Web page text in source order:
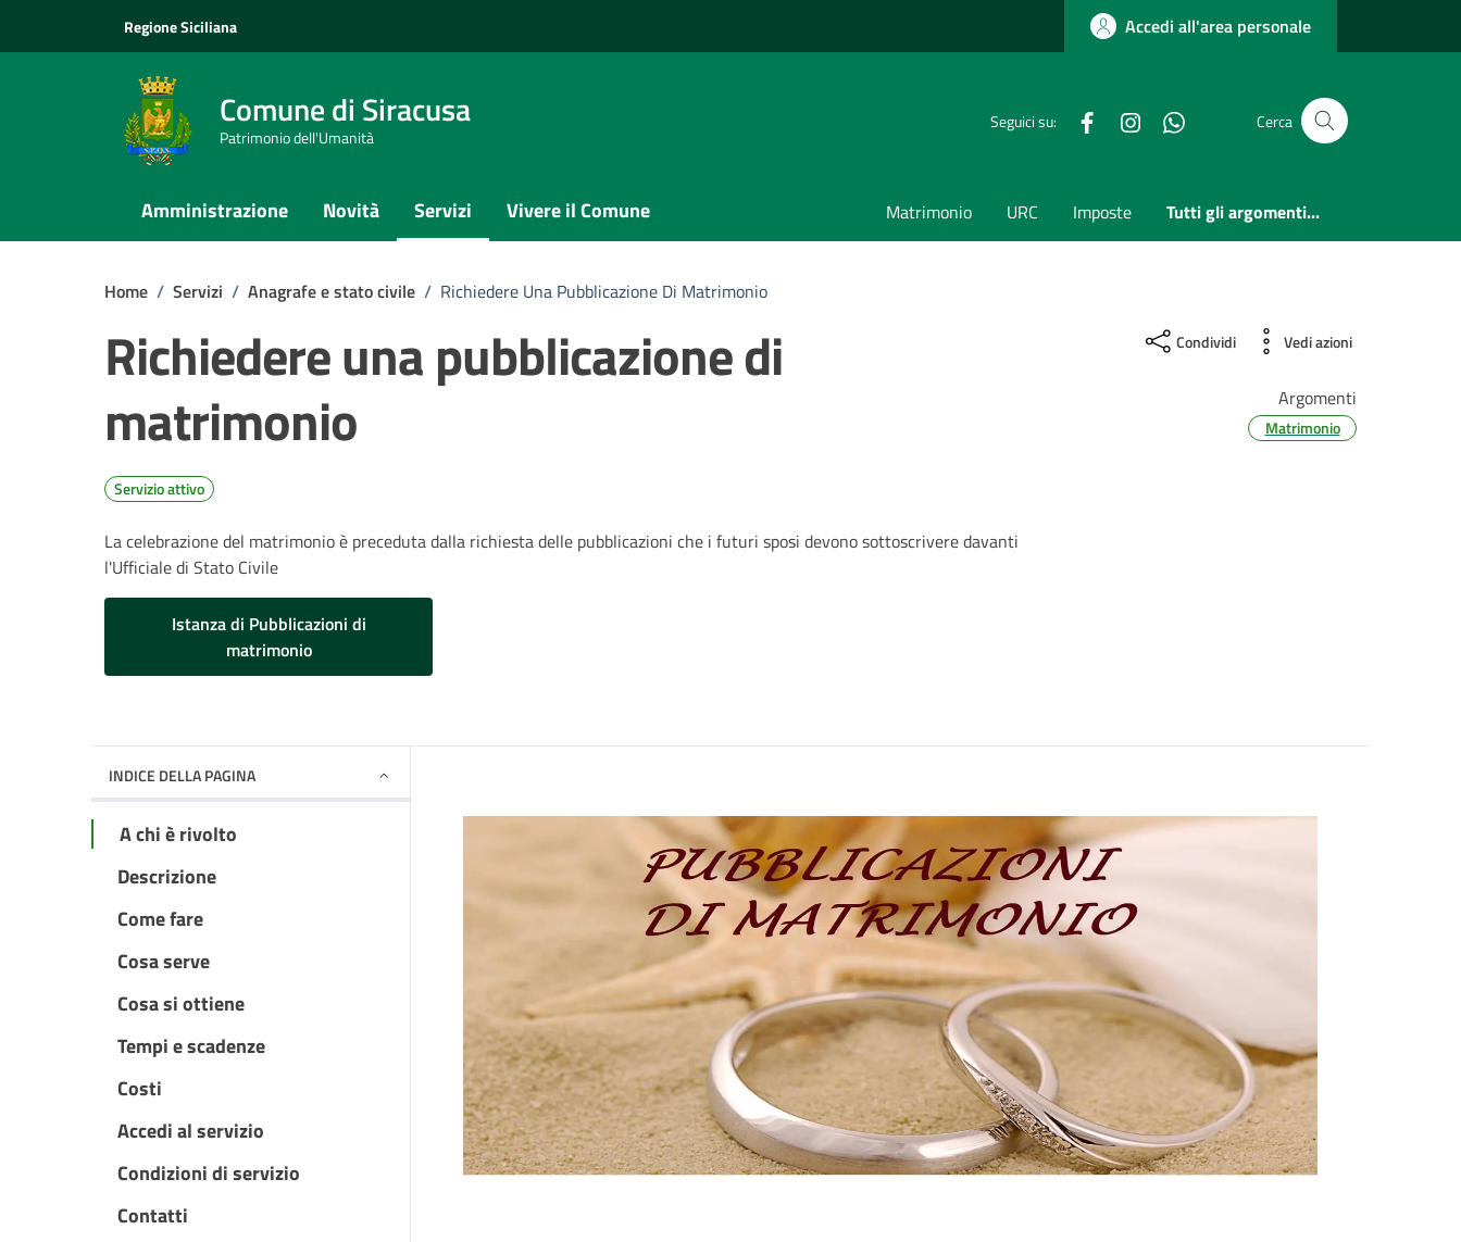
Regione Siciliana Accedi all'area personale
Comune di Siracusa
Patrimonio dell'Umanità
Seguici su: FacebookInstagramwhatsappCerca
Amministrazione Novità Servizi Vivere il Comune Matrimonio URC Imposte Tutti gli argomenti...
Home / Servizi / Anagrafe e stato civile / Richiedere Una Pubblicazione Di Matrimonio
Richiedere una pubblicazione di
matrimonio
Servizio attivo
La celebrazione del matrimonio è preceduta dalla richiesta delle pubblicazioni che i futuri sposi devono sottoscrivere davanti
l'Ufficiale di Stato Civile
Istanza di Pubblicazioni di
matrimonio
Condividi Vedi azioni
Argomenti
Matrimonio
INDICE DELLA PAGINA
A chi è rivolto
Descrizione
Come fare
Cosa serve
Cosa si ottiene
Tempi e scadenze
Costi
Accedi al servizio
Condizioni di servizio
Contatti